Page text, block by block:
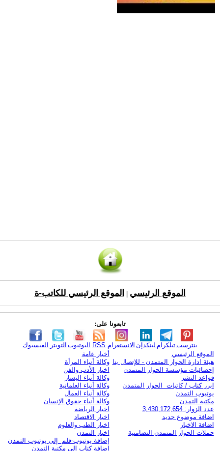
الموقع الرئيسي الموقع الرئيسي للكاتب-ة
تابعونا على:
الفيسبوك التويتر اليوتيوب RSS الانستغرام لينكدإن تيلكرامبنترست
الموقع الرئيسي
هيئة ادارة الحوار المتمدن - للإتصال بنا
إحصائيات مؤسسة الحوار المتمدن
قواعد النشر
ابرز كتاب / كاتبات الحوار المتمدن
يوتيوب التمدن
مكتبة التمدن
عدد الزوار: 3,430,172,654
اضافة موضوع جديد
اضافة الاخبار
حملات الحوار المتمدن التضامنية
أخبار عامة
وكالة أنباء المرأة
اخبار الأدب والفن
وكالة أنباء اليسار
وكالة أنباء العلمانية
وكالة أنباء العمال
وكالة أنباء حقوق الإنسان
اخبار الرياضة
اخبار الاقتصاد
اخبار الطب والعلوم
اخبار التمدن
إضافة يوتيوب-فلم إلى يوتيوب التمدن
إضافة كتاب إلى مكتبة التمدن